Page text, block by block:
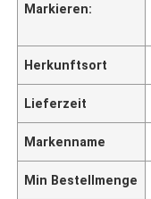
Markieren:
Herkunftsort
Lieferzeit
Markenname
Min Bestellmenge